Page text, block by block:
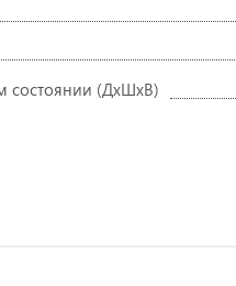
состоянии (ДxШxВ)